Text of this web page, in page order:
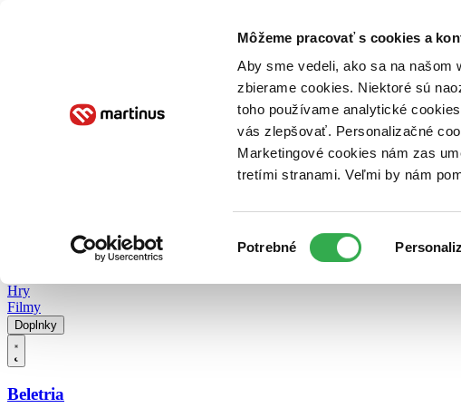
Môžeme pracovať s cookies a
Aby sme vedeli, ako sa na našom
zbierame cookies. Niektoré sú
toho používame analytické
vás zlepšovať. Personalizačné
Marketingové cookies nám zas
tretími stranami. Veľmi by nám
súhlasu
Potrebné
Poukážky Kontakt
Hry
Filmy
Doplnky
Beletria